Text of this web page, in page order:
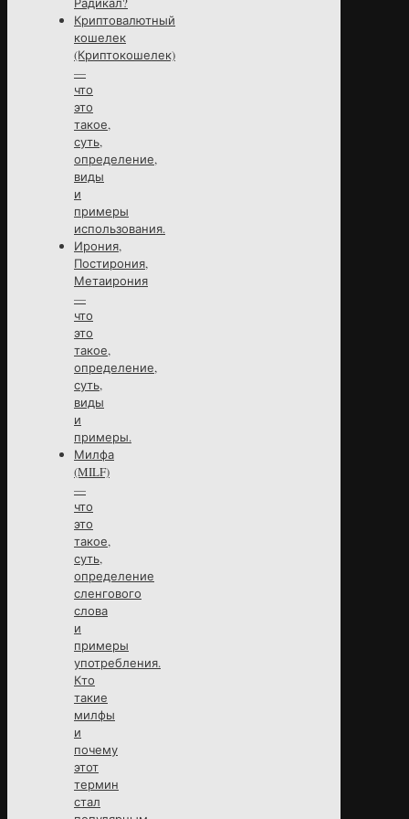
Криптовалютный
кошелек
(Криптокошелек)
—
что
это
такое,
суть,
определение,
виды
и
примеры
использования.
Ирония,
Постирония,
Метаирония
—
что
это
такое,
определение,
суть,
виды
и
примеры.
Милфа
(MILF)
—
что
это
такое,
суть,
определение
сленгового
слова
и
примеры
употребления.
Кто
такие
милфы
и
почему
этот
термин
стал